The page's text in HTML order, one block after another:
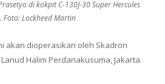
di kokpit C-130J-30 Super Hercules
Foto: Lockheed Martin
akan dioperasikan oleh Skadron
Halim Perdanakusuma, Jakarta.